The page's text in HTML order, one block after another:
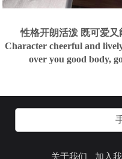
性格开朗活泼 既可爱
Character cheerful and
over you good body,
关于我们 加入